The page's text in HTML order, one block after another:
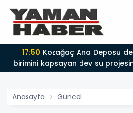
17:50
birimini kapsayan dev su
Anasayfa Güncel